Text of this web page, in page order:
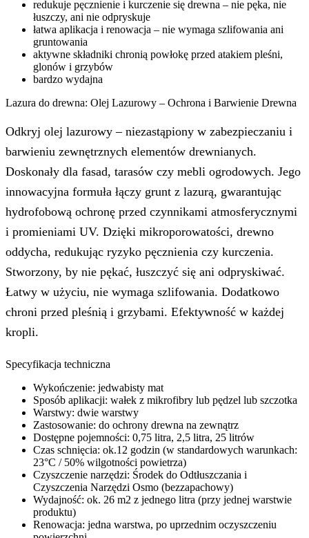
redukuje pęcznienie i kurczenie się drewna – nie pęka, nie
łuszczy, ani nie odpryskuje
łatwa aplikacja i renowacja – nie wymaga szlifowania ani
gruntowania
aktywne składniki chronią powłokę przed atakiem pleśni,
glonów i grzybów
bardzo wydajna
Lazura do drewna: Olej Lazurowy – Ochrona i Barwienie Drewna
Odkryj olej lazurowy – niezastąpiony w zabezpieczaniu i
barwieniu zewnętrznych elementów drewnianych.
Doskonały dla fasad, tarasów czy mebli ogrodowych. Jego
innowacyjna formuła łączy grunt z lazurą, gwarantując
hydrofobową ochronę przed czynnikami atmosferycznymi
i promieniami UV. Dzięki mikroporowatości, drewno
oddycha, redukując ryzyko pęcznienia czy kurczenia.
Stworzony, by nie pękać, łuszczyć się ani odpryskiwać.
Łatwy w użyciu, nie wymaga szlifowania. Dodatkowo
chroni przed pleśnią i grzybami. Efektywność w każdej
kropli.
Specyfikacja techniczna
Wykończenie: jedwabisty mat
Sposób aplikacji: wałek z mikrofibry lub pędzel lub szczotka
Warstwy: dwie warstwy
Zastosowanie: do ochrony drewna na zewnątrz
Dostępne pojemności: 0,75 litra, 2,5 litra, 25 litrów
Czas schnięcia: ok.12 godzin (w standardowych warunkach:
23°C / 50% wilgotności powietrza)
Czyszczenie narzędzi: Środek do Odtłuszczania i
Czyszczenia Narzędzi Osmo (bezzapachowy)
Wydajność: ok. 26 m2 z jednego litra (przy jednej warstwie
produktu)
Renowacja: jedna warstwa, po uprzednim oczyszczeniu